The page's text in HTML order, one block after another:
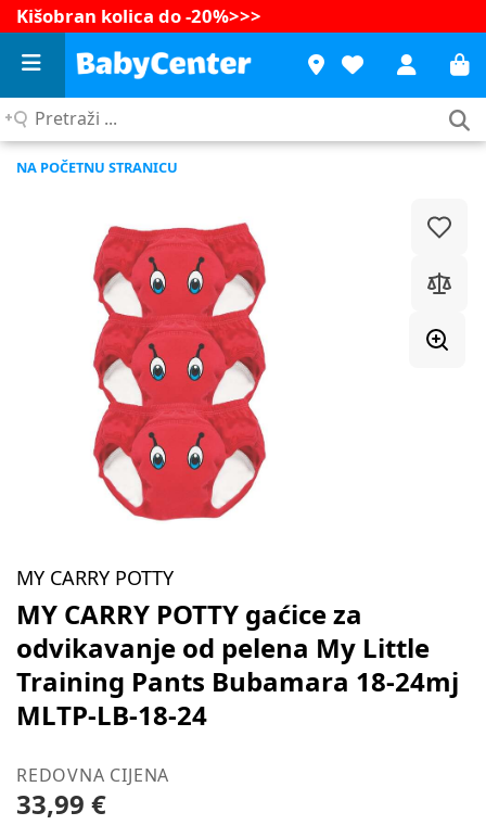
Kišobran kolica do -20%>>>
Pretraži
NA POČETNU STRANICU
MY CARRY POTTY
MY CARRY POTTY gaćice za
odvikavanje od pelena My Little
Training Pants Bubamara 18-24mj
MLTP-LB-18-24
REDOVNA CIJENA
33,99 €